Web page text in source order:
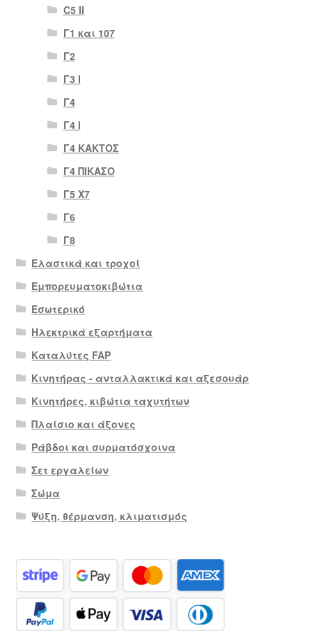
C5 II
Γ1 και 107
Γ2
Γ3 Ι
Γ4
Γ4 Ι
Γ4 ΚΑΚΤΟΣ
Γ4 ΠΙΚΑΣΟ
Γ5 Χ7
Γ6
Γ8
Ελαστικά και τροχοί
Εμπορευματοκιβώτια
Εσωτερικό
Ηλεκτρικά εξαρτήματα
Καταλύτες FAP
Κινητήρας - ανταλλακτικά και αξεσουάρ
Κινητήρες, κιβώτια ταχυτήτων
Πλαίσιο και άξονες
Ράβδοι και συρματόσχοινα
Σετ εργαλείων
Σώμα
Ψύξη, θέρμανση, κλιματισμός